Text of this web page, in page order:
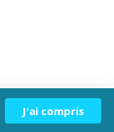
J'ai compris